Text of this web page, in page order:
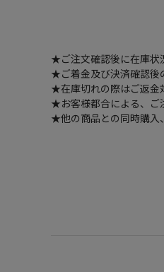
★ご注文確認後に在庫状
★ご着金及び決済確認後
★在庫切れの際はご返金
★お客様都合による、ご
★他の商品との同時購入